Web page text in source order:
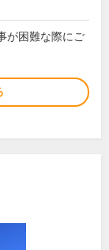
が困難な際にご